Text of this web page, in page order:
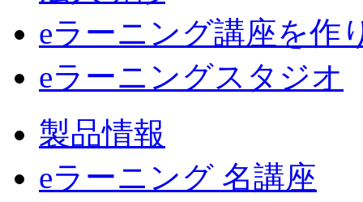
eラーニング講座を作
eラーニングスタジオ
製品情報
eラーニング 名講座